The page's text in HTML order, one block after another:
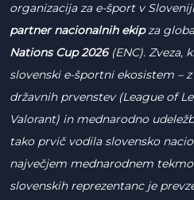
organizacija za e-šport v
partner nacionalnih ekipza
Nations Cup 2026(ENC). Zveza,
slovenski e-športni ekosistem –
državnih prvenstev (League of
Valorant) in mednarodno
tako prvič vodila slovensko
največjem mednarodnem
slovenskih reprezentanc je